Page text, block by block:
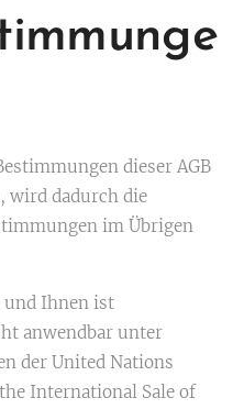
dieser AGB
wird dadurch die
im Übrigen
und Ihnen ist
anwendbar unter
der United Nations
International Sale of